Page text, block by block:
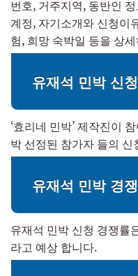
번호, 거주지역, 동반인
계정, 자기소개와 신청이
험, 희망 숙박일 등을 상
유재석 민박 신
‘효리네 민박’ 제작진이
박 선정된 참가자 들의
유재석 민박 경
유재석 민박 신청 경쟁률
라고 예상 합니다.